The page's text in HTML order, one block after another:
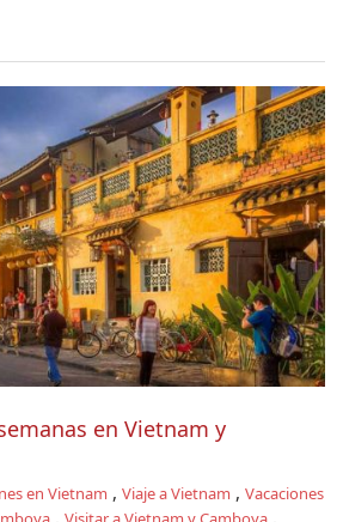
en Vietnam y
en Vietnam , Viaje a Vietnam , Vacaciones
, ,